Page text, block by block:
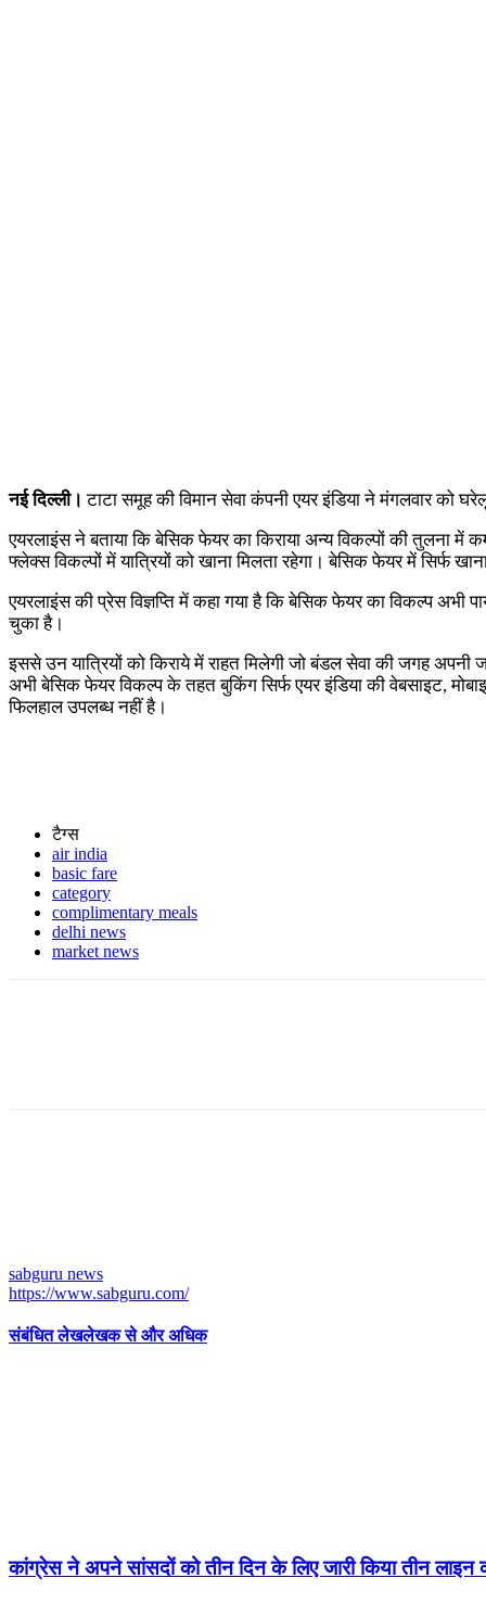
नई दिल्ली। टाटा समूह की विमान सेवा कंपनी एयर इंडिया ने मंगलवार को
एयरलाइंस ने बताया कि बेसिक फेयर का किराया अन्य विकल्पों की तुलना
फ्लेक्स विकल्पों में यात्रियों को खाना मिलता रहेगा। बेसिक फेयर में सिर्फ
एयरलाइंस की प्रेस विज्ञप्ति में कहा गया है कि बेसिक फेयर का विकल्प अभी
चुका है।
इससे उन यात्रियों को किराये में राहत मिलेगी जो बंडल सेवा की जगह
अभी बेसिक फेयर विकल्प के तहत बुकिंग सिर्फ एयर इंडिया की वेबसाइट,
फिलहाल उपलब्ध नहीं है।
टैग्स
air india
basic fare
category
complimentary meals
delhi news
market news
sabguru news
https://www.sabguru.com/
संबंधित लेखलेखक से और अधिक
कांग्रेस ने अपने सांसदों को तीन दिन के लिए जारी किया तीन लाइन